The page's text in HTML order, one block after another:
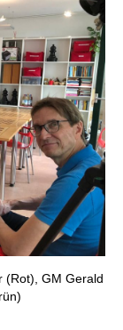
(Rot), GM Gerald